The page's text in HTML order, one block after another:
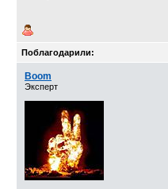
Поблагодарили:
Boom
Эксперт